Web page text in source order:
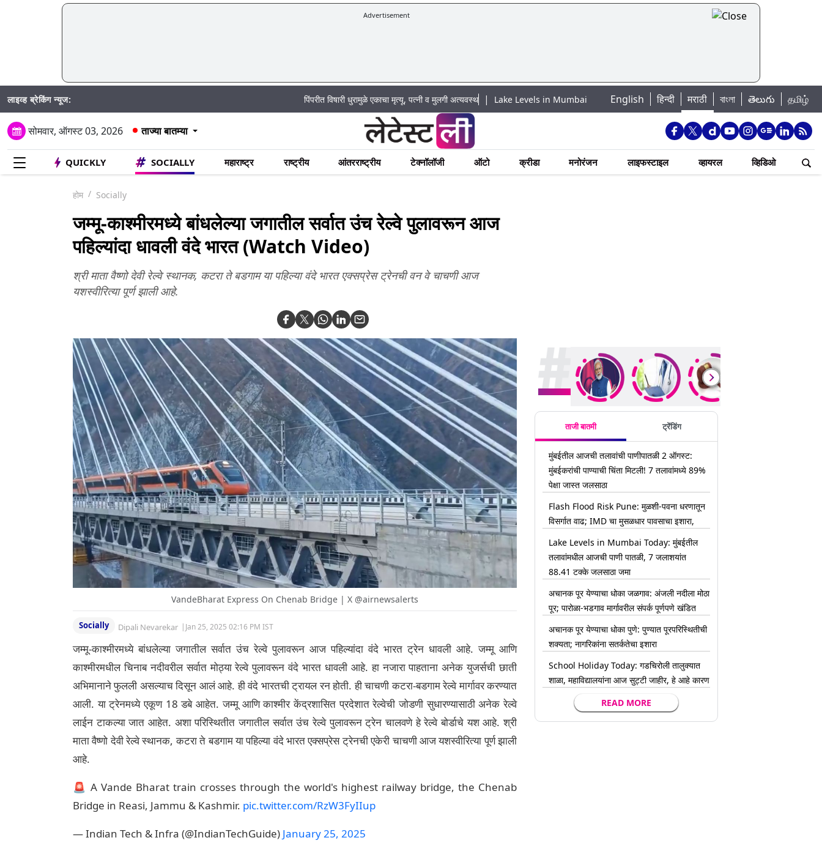
Advertisement
लाइव्ह ब्रेकिंग न्यूज: पिंपरीत विषारी धुरामुळे एकाचा मृत्यू, पत्नी व मुलगी अत्यवस्थ|Lake Levels in Mumbai Today: मुंबईतील तलावांमधील आजची पाणी पातळी, 7 जलाशयांत 88.41 टक्के जलसाठा
English हिन्दी मराठी বাংলা తెలుగు தமிழ்
सोमवार, ऑगस्ट 03, 2026 ताज्या बातम्या
QUICKLY SOCIALLY महाराष्ट्र राष्ट्रीय आंतरराष्ट्रीय टेक्नॉलॉजी ऑटो क्रीडा मनोरंजन लाइफस्टाइल व्हायरल व्हिडिओ
होम Socially
जम्मू-काश्मीरमध्ये बांधलेल्या जगातील सर्वात उंच रेल्वे पुलावरून आज
पहिल्यांदा धावली वंदे भारत (Watch Video)
श्री माता वैष्णो देवी रेल्वे स्थानक, कटरा ते बडगाम या पहिल्या वंदे भारत एक्सप्रेस ट्रेनची वन वे चाचणी आज
यशस्वीरित्या पूर्ण झाली आहे.
VandeBharat Express On Chenab Bridge | X @airnewsalerts
Socially Dipali Nevarekar | Jan 25, 2025 02:16 PM IST
जम्मू-काश्मीरमध्ये बांधलेल्या जगातील सर्वात उंच रेल्वे पुलावरून आज पहिल्यांदा वंदे भारत ट्रेन धावली आहे. जम्मू आणि
काश्मीरमधील चिनाब नदीवरील सर्वात मोठ्या रेल्वे पुलावरून वंदे भारत धावली आहे. हा नजारा पाहताना अनेक युजर्सची छाती
अभिमानाने फुलली असल्याच दिसून आलं आहे. ही वंदे भारतची ट्रायल रन होती. ही चाचणी कटरा-बडगाम रेल्वे मार्गावर करण्यात
आली. या ट्रेनमध्ये एकूण 18 डबे आहेत. जम्मू आणि काश्मीर केंद्रशासित प्रदेशात रेल्वेची जोडणी सुधारण्यासाठी अनेक रेल्वे
लाईन टाकल्या जात आहेत. अशा परिस्थितीत जगातील सर्वात उंच रेल्वे पुलावरून ट्रेन चालवणे हे रेल्वे बोर्डाचे यश आहे. श्री
माता वैष्णो देवी रेल्वे स्थानक, कटरा ते बडगाम या पहिल्या वंदे भारत एक्सप्रेस ट्रेनची एकेरी चाचणी आज यशस्वीरित्या पूर्ण झाली
आहे.
🚨 A Vande Bharat train crosses through the world's highest railway bridge, the Chenab
Bridge in Reasi, Jammu & Kashmir. pic.twitter.com/RzW3FyIIup
— Indian Tech & Infra (@IndianTechGuide) January 25, 2025
ताजी बातमी ट्रेंडिंग
मुंबईतील आजची तलावांची पाणीपातळी 2 ऑगस्ट:
मुंबईकरांची पाण्याची चिंता मिटली! 7 तलावांमध्ये 89%
पेक्षा जास्त जलसाठा
Flash Flood Risk Pune: मुळशी-पवना धरणातून
विसर्गात वाढ; IMD चा मुसळधार पावसाचा इशारा,
Lake Levels in Mumbai Today: मुंबईतील
तलावांमधील आजची पाणी पातळी, 7 जलाशयांत
88.41 टक्के जलसाठा जमा
अचानक पूर येण्याचा धोका जळगाव: अंजली नदीला मोठा
पूर; पारोळा-भडगाव मार्गावरील संपर्क पूर्णपणे खंडित
अचानक पूर येण्याचा धोका पुणे: पुण्यात पूरपरिस्थितीची
शक्यता; नागरिकांना सतर्कतेचा इशारा
School Holiday Today: गडचिरोली तालुक्यात
शाळा, महाविद्यालयांना आज सुट्टी जाहीर, हे आहे कारण
READ MORE